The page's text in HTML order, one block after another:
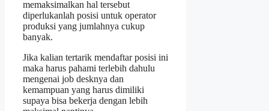
memaksimalkan hal tersebut
diperlukanlah posisi untuk operator
produksi yang jumlahnya cukup
banyak.
Jika kalian tertarik mendaftar posisi ini
maka harus pahami terlebih dahulu
mengenai job desknya dan
kemampuan yang harus dimiliki
supaya bisa bekerja dengan lebih